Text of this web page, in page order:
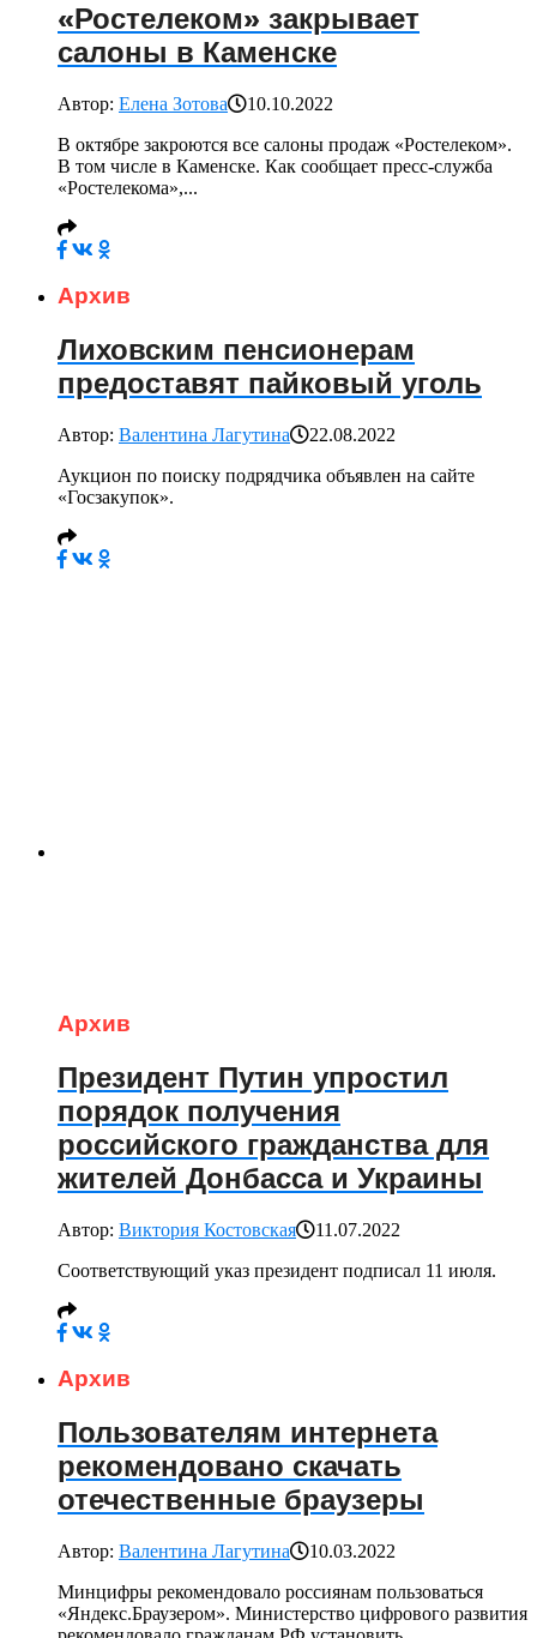
«Ростелеком» закрывает
салоны в Каменске
Автор: Елена Зотова
10.10.2022
В октябре закроются все салоны продаж «Ростелеком».
В том числе в Каменске. Как сообщает пресс-служба
«Ростелекома»,...
Архив
Лиховским пенсионерам
предоставят пайковый уголь
Автор: Валентина Лагутина
22.08.2022
Аукцион по поиску подрядчика объявлен на сайте
«Госзакупок».
Архив
Президент Путин упростил
порядок получения
российского гражданства для
жителей Донбасса и Украины
Автор: Виктория Костовская
11.07.2022
Соответствующий указ президент подписал 11 июля.
Архив
Пользователям интернета
рекомендовано скачать
отечественные браузеры
Автор: Валентина Лагутина
10.03.2022
Минцифры рекомендовало россиянам пользоваться
«Яндекс.Браузером». Министерство цифрового развития